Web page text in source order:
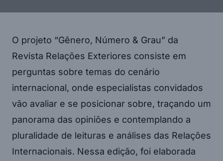
O projeto “Gênero, Número & Grau” da
Revista Relações Exteriores consiste em
perguntas sobre temas do cenário
internacional, onde especialistas convidados
vão avaliar e se posicionar sobre, traçando um
panorama das opiniões e contemplando a
pluralidade de leituras e análises das Relações
Internacionais. Nessa edição, foi elaborada